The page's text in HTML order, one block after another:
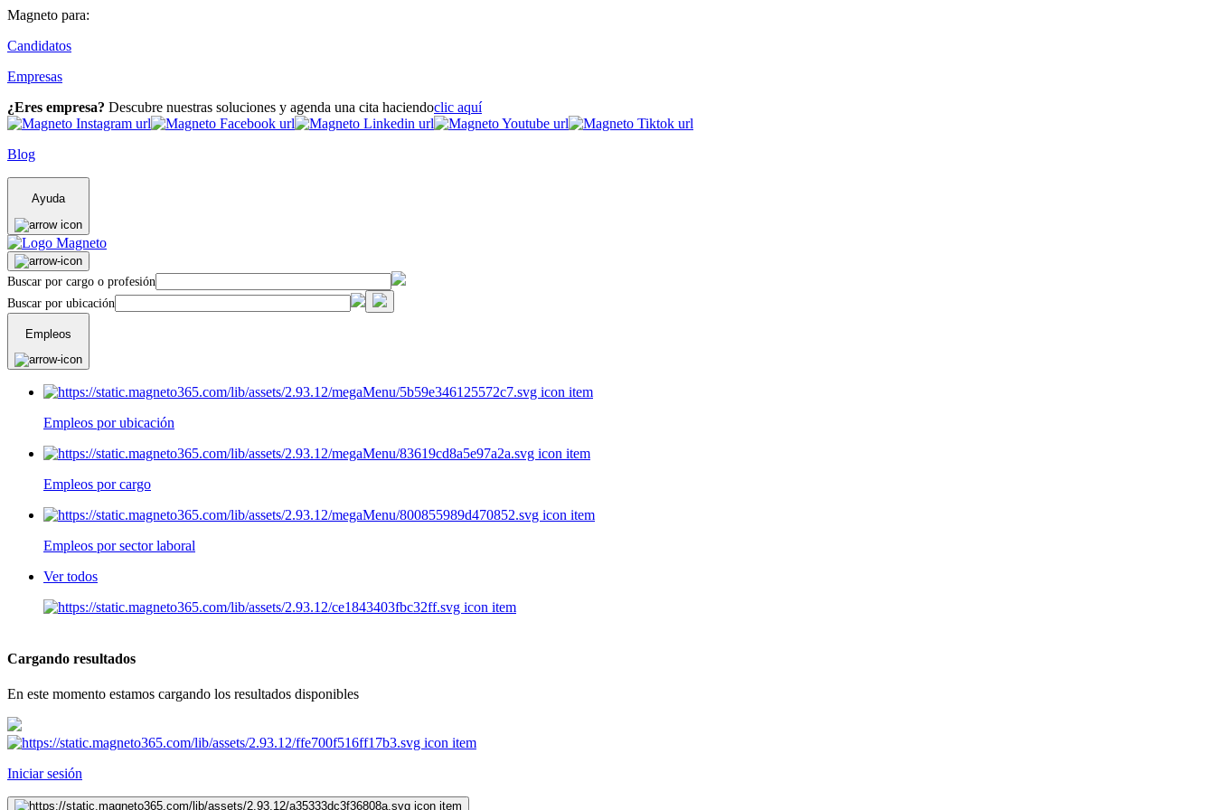
Magneto para:
Candidatos
Empresas
¿Eres empresa? Descubre nuestras soluciones y agenda una cita haciendoclic aquí
Blog
Ayuda
Buscar por cargo o profesión
Buscar por ubicación
Empleos
Empleos por ubicación
Empleos por cargo
Empleos por sector laboral
Ver todos
Cargando resultados
En este momento estamos cargando los resultados disponibles
Iniciar sesión